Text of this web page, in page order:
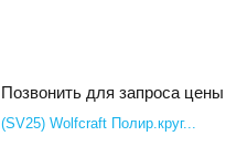
Позвонить для запроса цены
(SV25) Wolfcraft Полир.круг...